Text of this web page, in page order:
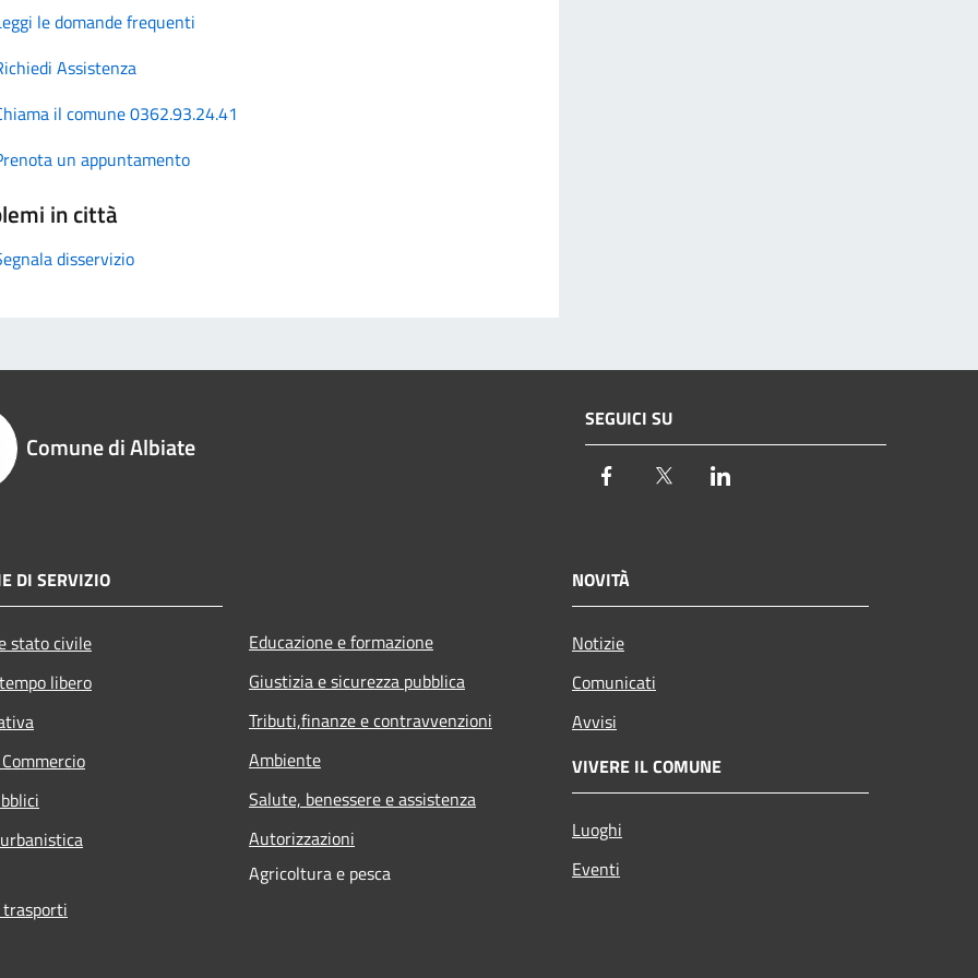
le domande frequenti
Assistenza
il comune 0362.93.24.41
un appuntamento
in città
disservizio
Comune di Albiate
SEGUICI SU
Facebook Twitter
DI SERVIZIO
stato civile
libero
Educazione e formazione
Giustizia e sicurezza pubblica
Tributi,finanze e contravvenzioni
Ambiente
Salute, benessere e assistenza
Autorizzazioni
Agricoltura e pesca
NOVITÀ
Notizie
Comunicati
Avvisi
VIVERE IL COMUNE
Luoghi
Eventi